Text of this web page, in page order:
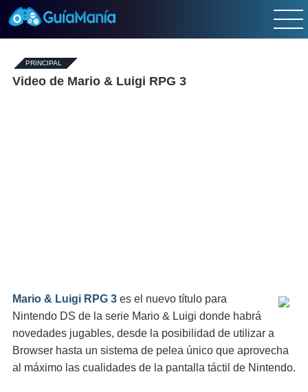
PRINCIPAL -
Video de Mario & Luigi RPG 3
Mario & Luigi RPG 3 es el nuevo título para
Nintendo DS de la serie Mario & Luigi donde habrá
novedades jugables, desde la posibilidad de utilizar a
Browser hasta un sistema de pelea único que aprovecha
al máximo las cualidades de la pantalla táctil de Nintendo.